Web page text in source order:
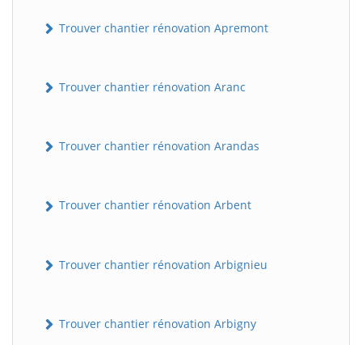
Trouver chantier rénovation Apremont
Trouver chantier rénovation Aranc
Trouver chantier rénovation Arandas
Trouver chantier rénovation Arbent
Trouver chantier rénovation Arbignieu
Trouver chantier rénovation Arbigny